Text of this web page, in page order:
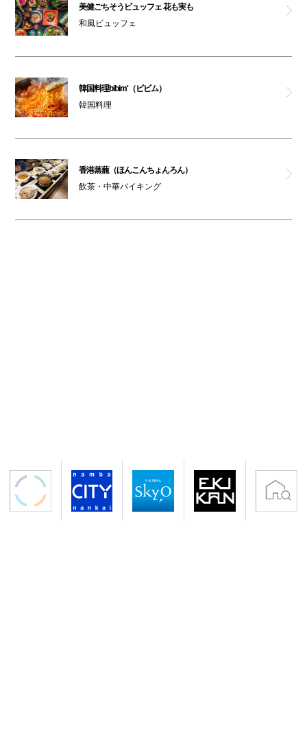
美健ごちそうビュッフェ 花も実も
和風ビュッフェ
韓国料理bibim'（ビビム）
韓国料理
香港蒸蘢（ほんこんちょんろん）
飲茶・中華バイキング